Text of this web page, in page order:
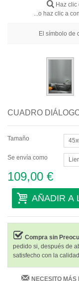
Haz clic
...o haz clic a
El símbolo de
CUADRO
Tamaño
Se envía como
109,00 €
AÑADIR A
Compra sin
pedido si, después de
satisfecho con la
NECESITO MÁS